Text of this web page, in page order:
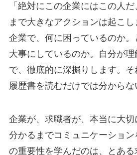
「絶対にこの企業にはこの人
まで大きなアクションは起こ
企業で、何に困っているのか
大事にしているのか。自分が理
で、徹底的に深掘りします。
履歴書を読むだけでは分からな
企業が、求職者が、本当に大
分かるまでコミュニケーショ
の重要性を学んだのは、とあ